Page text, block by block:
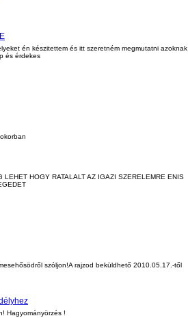
én készitettem és itt szeretném megmutatni azoknak
és érdekes
HOGY RATALALT AZ IGAZI SZERELEMRE ENIS
szóljon!A rajzod beküldhető 2010.05.17.-től
Hagyományörzés !